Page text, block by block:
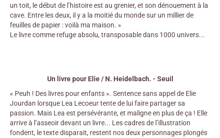
un toit, le début de l’histoire est au grenier, et son dénouement à la
cave. Entre les deux, il y a la moitié du monde sur un millier de
feuilles de papier : voilà ma maison. »
Le livre comme refuge absolu, transposable dans 1000 univers...
Un livre pour Elie / N. Heidelbach. - Seuil
« Peuh ! Des livres pour enfants ». Sentence sans appel de Elie
Jourdan lorsque Lea Lecoeur tente de lui faire partager sa
passion. Mais Lea est persévérante, et maligne en plus de ça ! Elle
arrive à l’asseoir devant un livre... Les cadres de l’illustration
fondent, le texte disparait, restent nos deux personnages plongés